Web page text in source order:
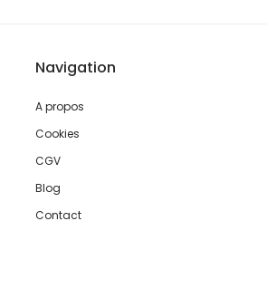
Navigation
A propos
Cookies
CGV
Blog
Contact